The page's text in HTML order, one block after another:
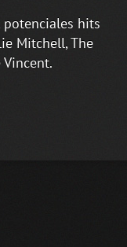
hits
Mitchell, The